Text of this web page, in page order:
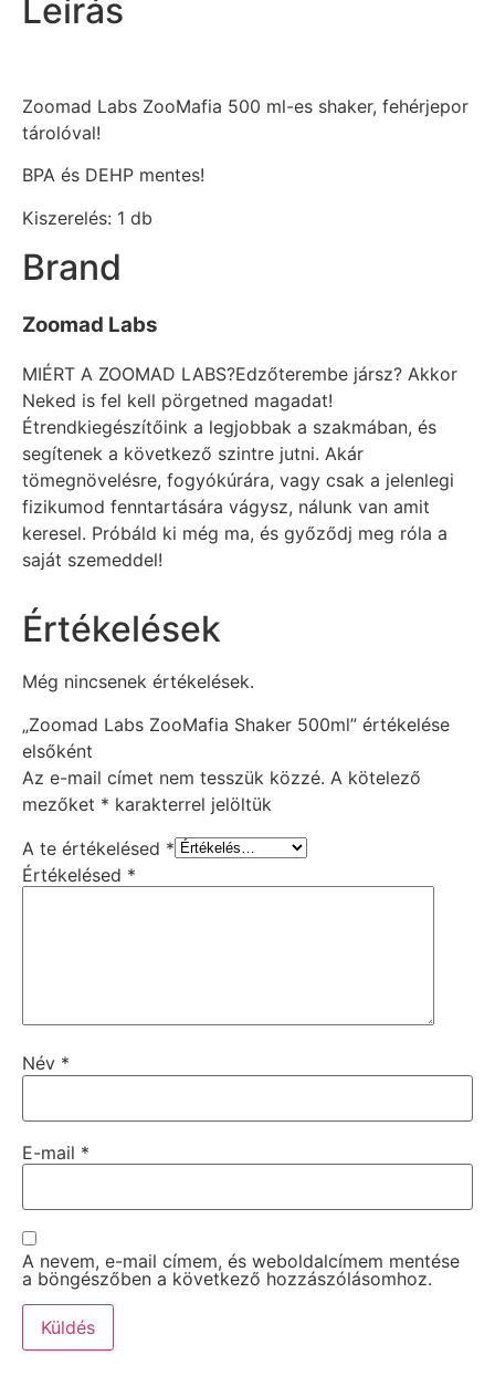
Leírás
Zoomad Labs ZooMafia 500 ml-es shaker, fehérjepor
tárolóval!
BPA és DEHP mentes!
Kiszerelés: 1 db
Brand
Zoomad Labs
MIÉRT A ZOOMAD LABS?Edzőterembe jársz? Akkor
Neked is fel kell pörgetned magadat!
Étrendkiegészítőink a legjobbak a szakmában, és
segítenek a következő szintre jutni. Akár
tömegnövelésre, fogyókúrára, vagy csak a jelenlegi
fizikumod fenntartására vágysz, nálunk van amit
keresel. Próbáld ki még ma, és győződj meg róla a
saját szemeddel!
Értékelések
Még nincsenek értékelések.
„Zoomad Labs ZooMafia Shaker 500ml” értékelése
elsőként
Az e-mail címet nem tesszük közzé. A kötelező
mezőket * karakterrel jelöltük
A te értékelésed *
Értékelésed *
Név *
E-mail *
A nevem, e-mail címem, és weboldalcímem mentése
a böngészőben a következő hozzászólásomhoz.